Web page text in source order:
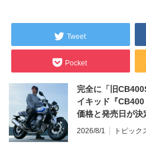
Tweet
Pocket
完全に「旧
イキッド『
価格と発売日が決
2026/8/1 トピック